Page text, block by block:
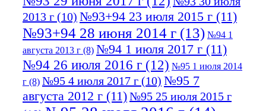
2013 г (10) №93+94 23 июля 2015 г (11)
№93+94 28 июня 2014 г (13) №94 1
августа 2013 г (8) №94 1 июля 2017 г (11)
№94 26 июля 2016 г (12) №95 1 июля 2014
г (8) №95 4 июля 2017 г (10) №95 7
августа 2012 г (11)№95 25 июля 2015 г